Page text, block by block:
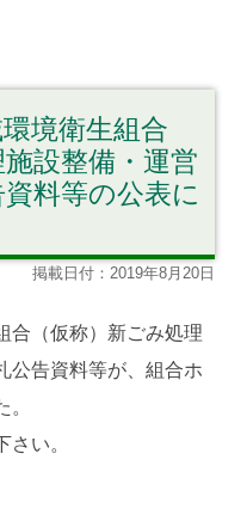
境衛生組合
施設整備・運営
料等の公表に
掲載日付：2019年8月20日
合（仮称）新ごみ処理
公告資料等が、組合ホ
い。